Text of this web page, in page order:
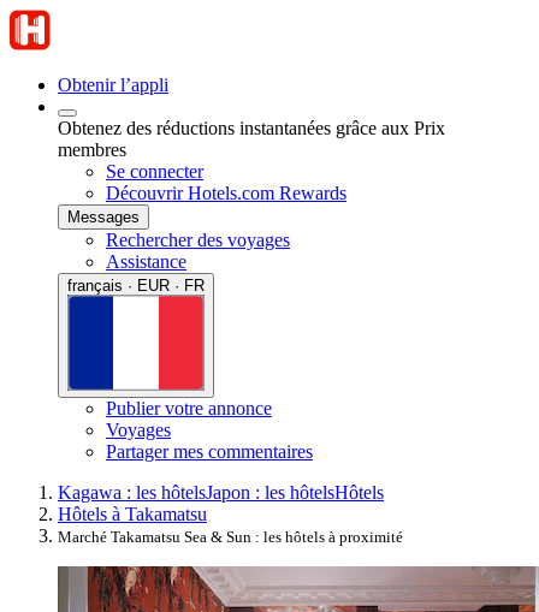
Obtenir l’appli
Obtenez des réductions instantanées grâce aux Prix
membres
Se connecter
Découvrir Hotels.com Rewards
Messages
Rechercher des voyages
Assistance
français · EUR · FR
Publier votre annonce
Voyages
Partager mes commentaires
Kagawa : les hôtelsJapon : les hôtelsHôtels
Hôtels à Takamatsu
Marché Takamatsu Sea & Sun : les hôtels à proximité